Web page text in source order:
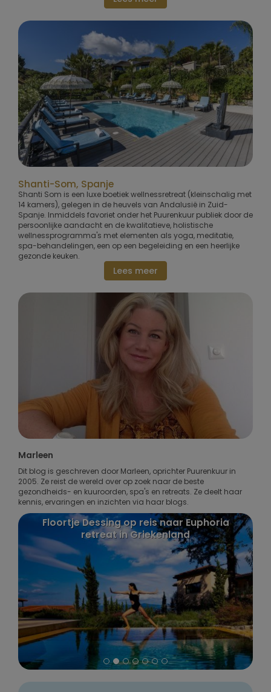
Shanti-Som, Spanje
Shanti Som is een luxe boetiek wellnessretreat (kleinschalig met
14 kamers), gelegen in de heuvels van Andalusië in Zuid-
Spanje. Inmiddels favoriet onder het Puurenkuur publiek door de
persoonlijke aandacht en de kwalitatieve, holistische
wellnessprogramma's met elementen als yoga, meditatie,
spa-behandelingen, een op een begeleiding en een heerlijke
gezonde keuken.
Lees meer
Marleen
Dit blog is geschreven door Marleen, oprichter Puurenkuur in
2005. Ze reist de wereld over op zoek naar de beste
gezondheids- en kuuroorden, spa's en retreats. Ze deelt haar
kennis, ervaringen en inzichten via haar blogs.
Floortje Dessing op reis naar Euphoria
retreat in Griekenland